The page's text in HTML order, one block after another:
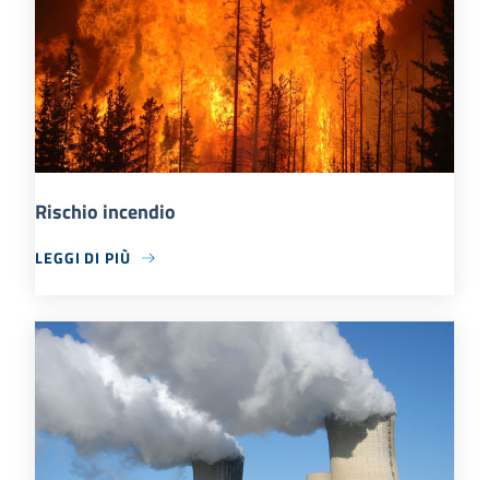
Rischio incendio
LEGGI DI PIÙ